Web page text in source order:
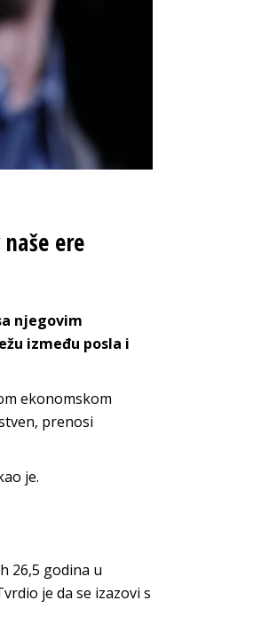
ere
njegovim
između posla i
ekonomskom
prenosi
je.
26,5 godina u
je da se izazovi s